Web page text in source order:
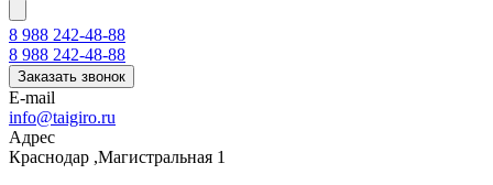
8 988 242-48-88
8 988 242-48-88
Заказать звонок
E-mail
info@taigiro.ru
Адрес
Краснодар ,Магистральная 1